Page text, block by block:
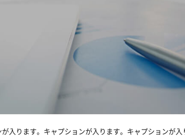
ります。キャプションが入ります。キャプションが